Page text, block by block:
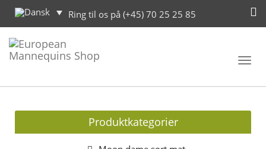
Ring til os på (+45) 70 25 25 85
Produktkategorier